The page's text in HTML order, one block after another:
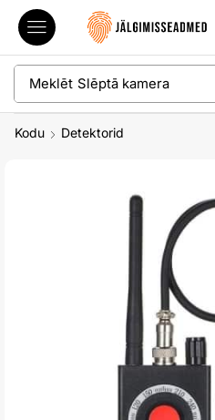
Meklēt Slēptā kamera
Kodu Detektorid